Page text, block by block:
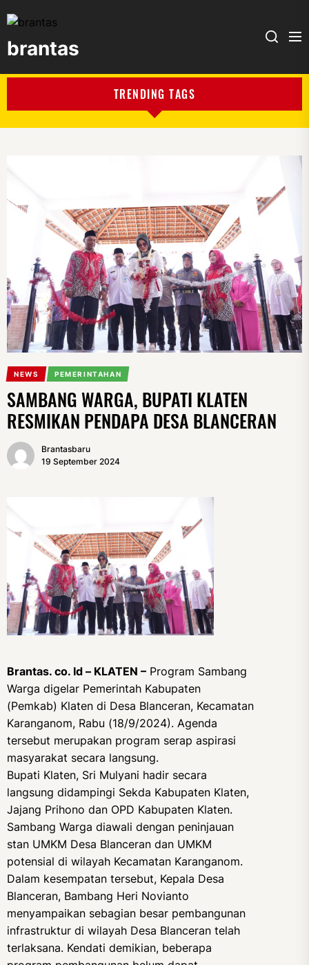
brantas
TRENDING TAGS
NEWS PEMERINTAHAN
SAMBANG WARGA, BUPATI KLATEN
RESMIKAN PENDAPA DESA BLANCERAN
Brantasbaru
19 September 2024
Brantas. co. Id – KLATEN – Program Sambang
Warga digelar Pemerintah Kabupaten
(Pemkab) Klaten di Desa Blanceran, Kecamatan
Karanganom, Rabu (18/9/2024). Agenda
tersebut merupakan program serap aspirasi
masyarakat secara langsung.
Bupati Klaten, Sri Mulyani hadir secara
langsung didampingi Sekda Kabupaten Klaten,
Jajang Prihono dan OPD Kabupaten Klaten.
Sambang Warga diawali dengan peninjauan
stan UMKM Desa Blanceran dan UMKM
potensial di wilayah Kecamatan Karanganom.
Dalam kesempatan tersebut, Kepala Desa
Blanceran, Bambang Heri Novianto
menyampaikan sebagian besar pembangunan
infrastruktur di wilayah Desa Blanceran telah
terlaksana. Kendati demikian, beberapa